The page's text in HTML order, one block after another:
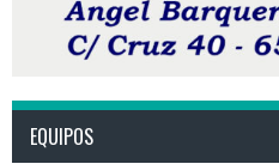
EQUIPOS